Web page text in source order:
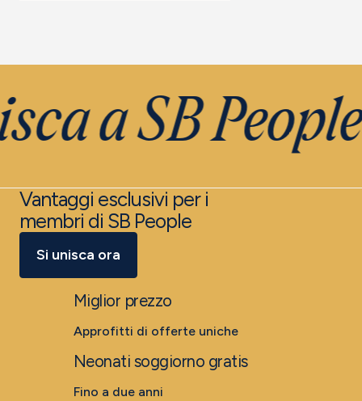
a SB People
Vantaggi esclusivi per i
membri di SB People
Si unisca ora
Miglior prezzo
Approfitti di offerte uniche
Neonati soggiorno gratis
Fino a due anni